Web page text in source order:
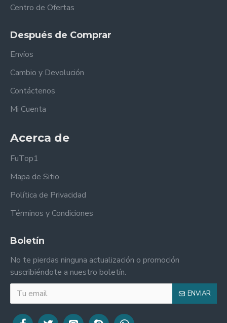
Centro de Ofertas
Después de Comprar
Envíos
Cambio y Devolución
Contáctenos
Mi Cuenta
Acerca de
FuTop1
Mapa de Sitio
Política de Privacidad
Términos y Condiciones
Boletín
No te pierdas ninguna actualización o promoción
suscribiéndote a nuestro boletín.
ENVIAR